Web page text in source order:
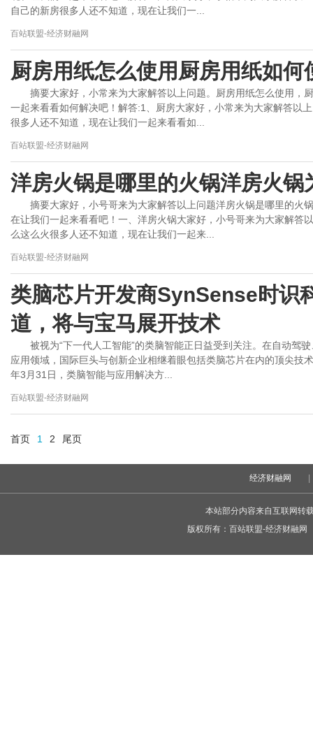
自己的新房很多人还不知道，现在让我们一...
百站联盟-经济财融网
厨房用纸怎么使用厨房用纸如何
摘要大家好，小常来为大家解答以上问题。厨房用纸怎么使用，
一起来看看如何解决吧！解答:1、厨房大家好，小常来为大家解答以
很多人还不知道，现在让我们一起来看看如...
百站联盟-经济财融网
洋房火锅是哪里的火锅洋房火锅
摘要大家好，小号哥来为大家解答以上问题洋房火锅是哪里的火
在让我们一起来看看吧！一、洋房火锅大家好，小号哥来为大家解答
么这么火很多人还不知道，现在让我们一起来...
百站联盟-经济财融网
类脑芯片开发商SynSense时识
道，将与宝马展开技术
被视为“下一代人工智能”的类脑智能正日益受到关注。在自动驾
应用领域，国际巨头与创新企业相继着眼包括类脑芯片在内的顶尖技
年3月31日，类脑智能与应用解决方...
百站联盟-经济财融网
首页 1 2 尾页
经济财融网
本站部分内容来自互联网转
版权所有： 百站联盟-经济财融网